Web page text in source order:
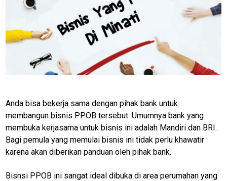
Anda bisa bekerja sama dengan pihak bank untuk
membangun bisnis PPOB tersebut. Umumnya bank yang
membuka kerjasama untuk bisnis ini adalah Mandiri dan BRI.
Bagi pemula yang memulai bisnis ini tidak perlu khawatir
karena akan diberikan panduan oleh pihak bank.
Bisnsi PPOB ini sangat ideal dibuka di area perumahan yang